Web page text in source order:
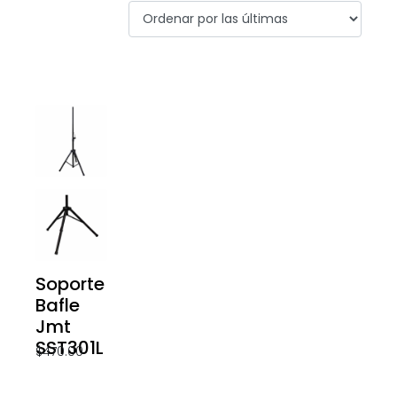
Soporte
Bafle
Jmt
SST301L
$470.00